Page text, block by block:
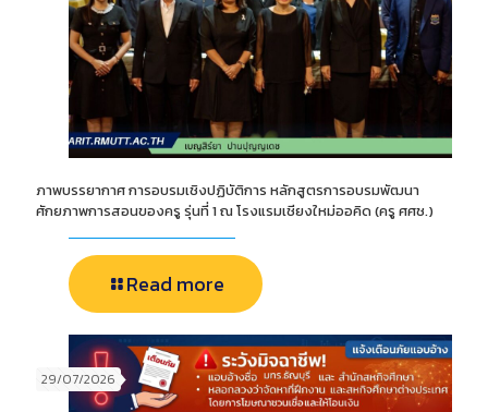
ภาพบรรยากาศ การอบรมเชิงปฏิบัติการ หลักสูตรการอบรมพัฒนา
ศักยภาพการสอนของครู รุ่นที่ 1 ณ โรงแรมเชียงใหม่ออคิด (ครู ศศช.)
Read more
29/07/2026